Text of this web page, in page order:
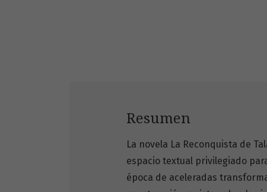
Resumen
La novela La Reconquista de
espacio textual privilegiado
época de aceleradas